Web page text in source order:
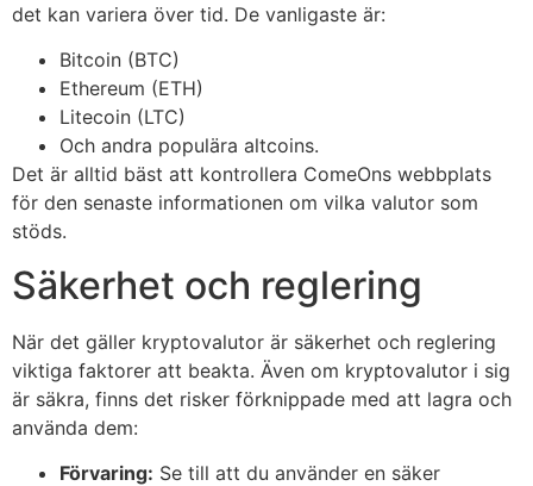
det kan variera över tid. De vanligaste är:
Bitcoin (BTC)
Ethereum (ETH)
Litecoin (LTC)
Och andra populära altcoins.
Det är alltid bäst att kontrollera ComeOns webbplats
för den senaste informationen om vilka valutor som
stöds.
Säkerhet och reglering
När det gäller kryptovalutor är säkerhet och reglering
viktiga faktorer att beakta. Även om kryptovalutor i sig
är säkra, finns det risker förknippade med att lagra och
använda dem:
Förvaring: Se till att du använder en säker